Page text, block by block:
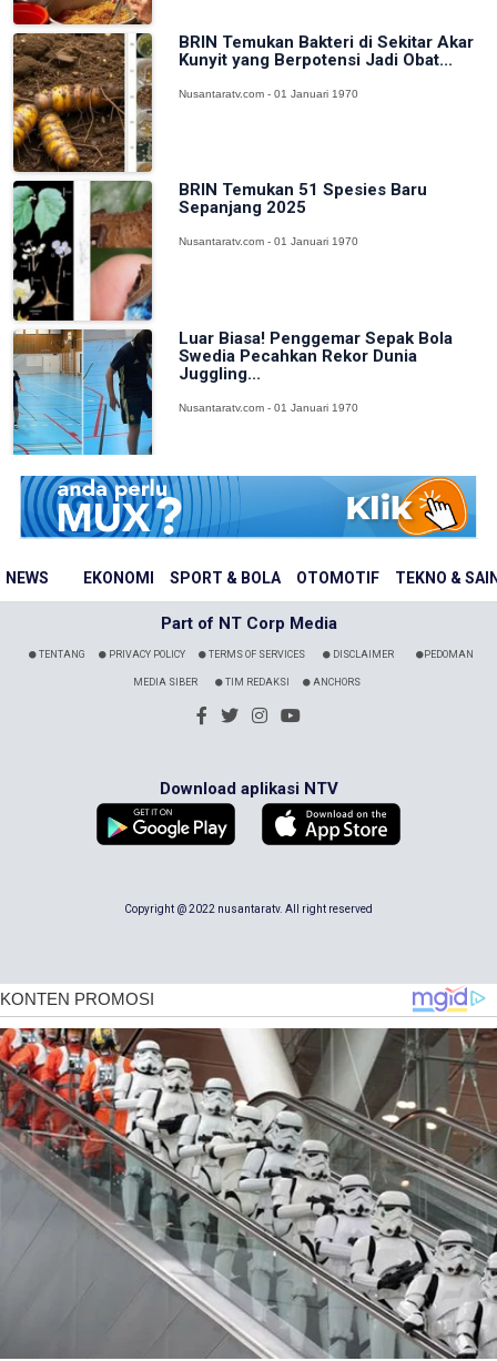
NEWS EKONOMI SPORT & BOLA OTOMOTIF TEKNO &
BRIN Temukan Bakteri di Sekitar Akar
Kunyit yang Berpotensi Jadi Obat...
Nusantaratv.com - 01 Januari 1970
BRIN Temukan 51 Spesies Baru
Sepanjang 2025
Nusantaratv.com - 01 Januari 1970
Luar Biasa! Penggemar Sepak Bola
Swedia Pecahkan Rekor Dunia
Juggling...
Nusantaratv.com - 01 Januari 1970
Part of NT Corp Media
TENTANG PRIVACY POLICY TERMS OF SERVICES DISCLAIMER PEDOMAN
MEDIA SIBER TIM REDAKSI ANCHORS
Download aplikasi NTV
Copyright @ 2022 nusantaratv. All right reserved